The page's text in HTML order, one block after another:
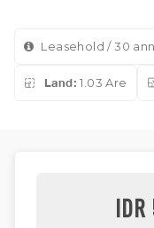
Leasehold / 30
Land: 1.03 Are